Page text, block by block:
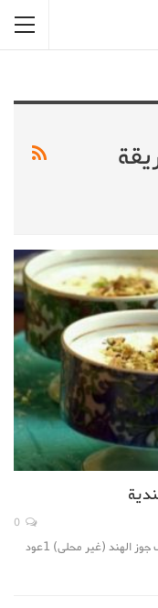
المكوّنات: 2 ½ كوب حليب كامل الدسم 1 كوب حليب جوز الهند (غير محلى) 1عود